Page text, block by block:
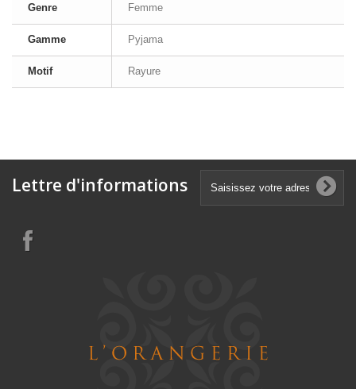
Genre Femme
Gamme Pyjama
Motif Rayure
Lettre d'informations